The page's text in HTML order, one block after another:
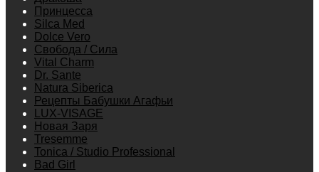
Принцесса
Silca Med
Dolce Vero
Свобода / Сила
Vital Charm
Dr. Sante
Natura Siberica
Рецепты Бабушки Агафьи
LUX-VISAGE
Новая Заря
Tresemme
Tonica / Studio Professional
Bad Girl